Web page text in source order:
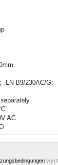
LN-B9/230AC/
AC
von